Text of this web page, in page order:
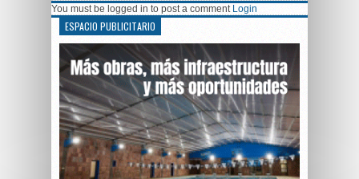
You must be logged in to post a comment Login
ESPACIO PUBLICITARIO